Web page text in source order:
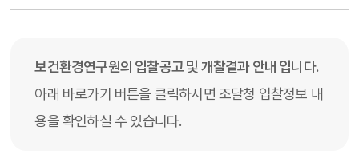
보건환경연구원의 입찰공고 및 개찰결과 안내 입니다.
아래 바로가기 버튼을 클릭하시면 조달청 입찰정보 내
용을 확인하실 수 있습니다.